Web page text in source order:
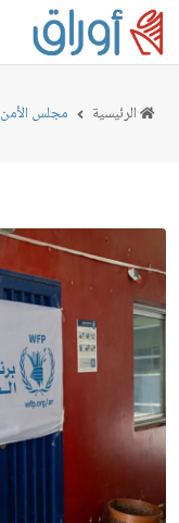
الرئيسية مجلس الأمن